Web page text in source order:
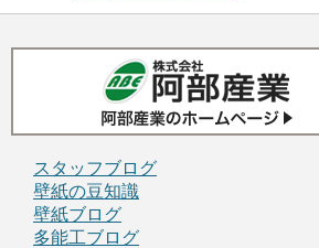
スタッフブログ
壁紙の豆知識
壁紙ブログ
多能工ブログ